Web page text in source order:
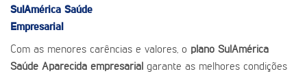
SulAmérica Saúde
Empresarial
Com as menores carências e valores, o plano SulAmérica
Saúde Aparecida empresarial garante as melhores condições